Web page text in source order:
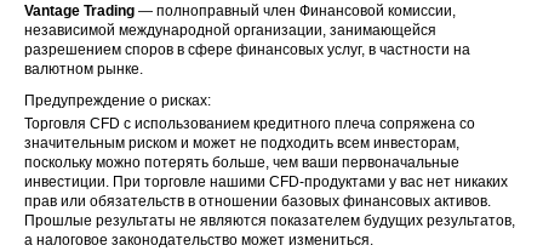
Vantage Trading — полноправный член Финансовой комиссии,
независимой международной организации, занимающейся
разрешением споров в сфере финансовых услуг, в частности на
валютном рынке.
Предупреждение о рисках:
Торговля CFD с использованием кредитного плеча сопряжена со
значительным риском и может не подходить всем инвесторам,
поскольку можно потерять больше, чем ваши первоначальные
инвестиции. При торговле нашими CFD-продуктами у вас нет никаких
прав или обязательств в отношении базовых финансовых активов.
Прошлые результаты не являются показателем будущих результатов,
а налоговое законодательство может измениться.